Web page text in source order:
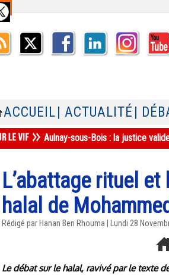
ACCUEIL | ACTUALITÉ |
Aulnay-sous-Bois : la justice
L’abattage rituel
halal de
Rédigé par Hanan Ben Rhouma | Lundi 28
Le débat sur le halal, ravivé par le texte